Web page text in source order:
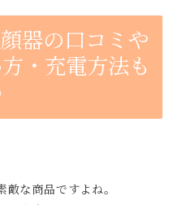
器の口コミや
・充電方法も
な商品ですよね。